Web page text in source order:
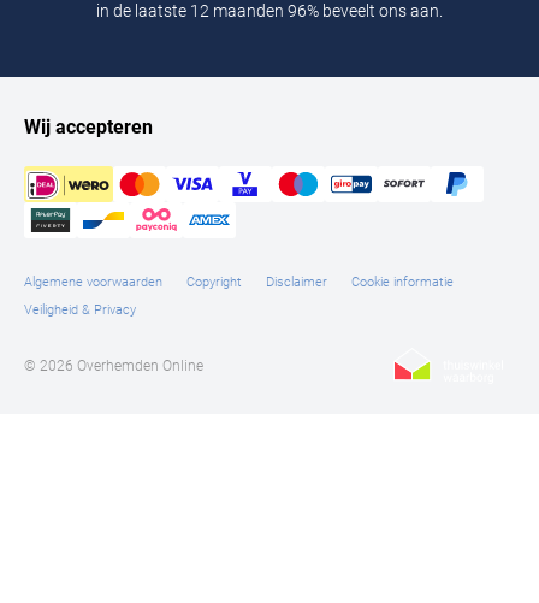
in de laatste 12 maanden 96% beveelt ons aan.
Wij accepteren
Algemene voorwaarden Copyright Disclaimer
Cookie informatie
Veiligheid & Privacy
© 2026 Overhemden Online